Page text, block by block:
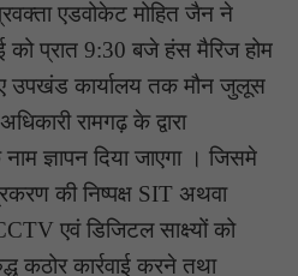
एडवोकेट मोहित जैन ने
को प्रात 9:30 बजे हंस मैरिज होम
उपखंड कार्यालय तक मौन जुलूस
रामगढ़ के द्वारा
ज्ञापन दिया जाएगा । जिसमे
की निष्पक्ष SIT अथवा
एवं डिजिटल साक्ष्यों को
कठोर कार्रवाई करने तथा